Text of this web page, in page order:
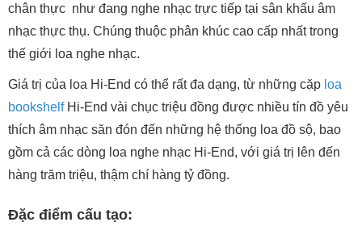
chân thực như đang nghe nhạc trực tiếp tại sân khấu âm
nhạc thực thụ. Chúng thuộc phân khúc cao cấp nhất trong
thế giới loa nghe nhạc.
Giá trị của loa Hi-End có thể rất đa dạng, từ những cặp loa
bookshelfHi-End vài chục triệu đồng được nhiều tín đồ yêu
thích âm nhạc săn đón đến những hệ thống loa đồ sộ, bao
gồm cả các dòng loa nghe nhạc Hi-End, với giá trị lên đến
hàng trăm triệu, thậm chí hàng tỷ đồng.
Đặc điểm cấu tạo: